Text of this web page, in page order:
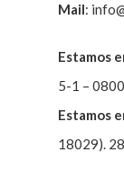
Mail:
Estamos
5-1 –
Estamos
18029).